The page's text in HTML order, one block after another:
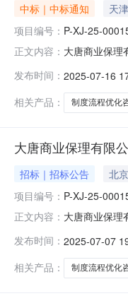
中标｜中标通知 天
项目编号： P-XJ-25-
正文内容： 大唐商业保理
2025-07-16八
发布时间： 2025-07-16
相关产品：
制度流程优化
大唐商业保理有限
招标｜招标公告 北
项目编号： P-XJ-25-
正文内容： 大唐商业保理
集团有限公司
发布时间： 2025-07-07
相关产品：
制度流程优化